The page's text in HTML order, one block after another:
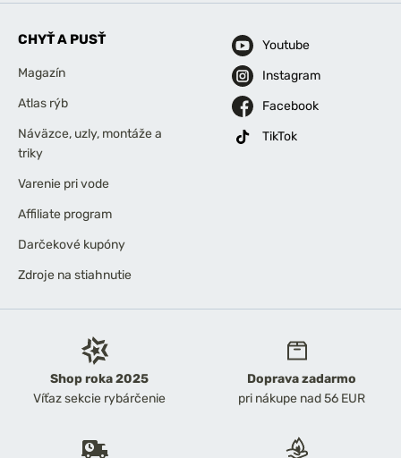
Shop roka 2025
Víťaz sekcie rybárčenie
Doprava zadarmo
pri nákupe nad 56 EUR
CHYŤ A PUSŤ
Magazín
Atlas rýb
Náväzce, uzly, montáže a
triky
Varenie pri vode
Affiliate program
Darčekové kupóny
Zdroje na stiahnutie
Youtube
Instagram
Facebook
TikTok